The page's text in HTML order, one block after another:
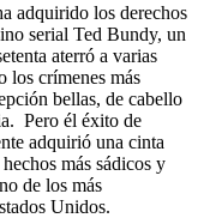
adquirido los derechos
serial Ted Bundy, un
aterró a varias
los crímenes más
bellas, de cabello
Pero él éxito de
adquirió una cinta
más sádicos y
de los más
Unidos.